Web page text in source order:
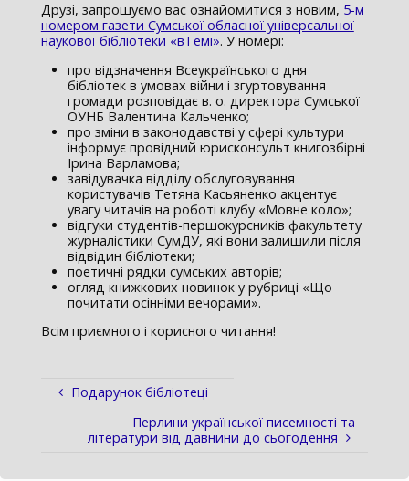
Друзі, запрошуємо вас ознайомитися з новим, 5-м
номером газети Сумської обласної універсальної
наукової бібліотеки «вТемі». У номері:
про відзначення Всеукраїнського дня
бібліотек в умовах війни і згуртовування
громади розповідає в. о. директора Сумської
ОУНБ Валентина Кальченко;
про зміни в законодавстві у сфері культури
інформує провідний юрисконсульт книгозбірні
Ірина Варламова;
завідувачка відділу обслуговування
користувачів Тетяна Касьяненко акцентує
увагу читачів на роботі клубу «Мовне коло»;
відгуки студентів-першокурсників факультету
журналістики СумДУ, які вони залишили після
відвідин бібліотеки;
поетичні рядки сумських авторів;
огляд книжкових новинок у рубриці «Що
почитати осінніми вечорами».
Всім приємного і корисного читання!
Подарунок бібліотеці
Перлини української писемності та
літератури від давнини до сьогодення